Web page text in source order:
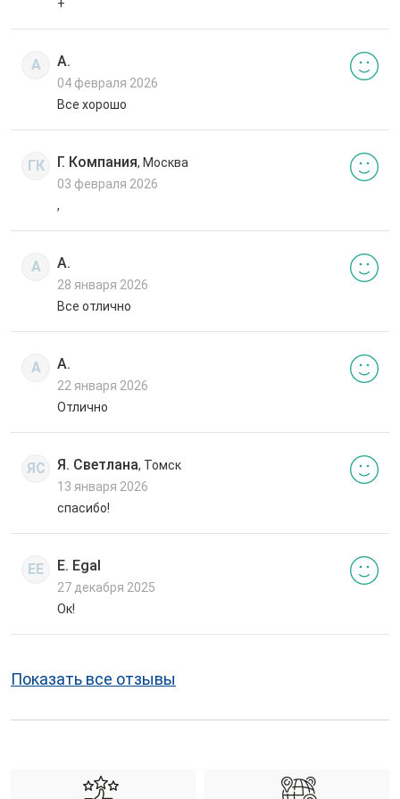
+
А А.
04 февраля 2026
Все хорошо
ГК Г. Компания, Москва
03 февраля 2026
,
А А.
28 января 2026
Все отлично
А А.
22 января 2026
Отлично
ЯС Я. Светлана, Томск
13 января 2026
спасибо!
EE E. Egal
27 декабря 2025
Ок!
Показать все отзывы